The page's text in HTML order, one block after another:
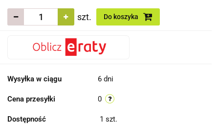
szt. Do koszyka
Wysyłka w ciągu 6 dni
Cena przesyłki 0
Dostępność 1 szt.